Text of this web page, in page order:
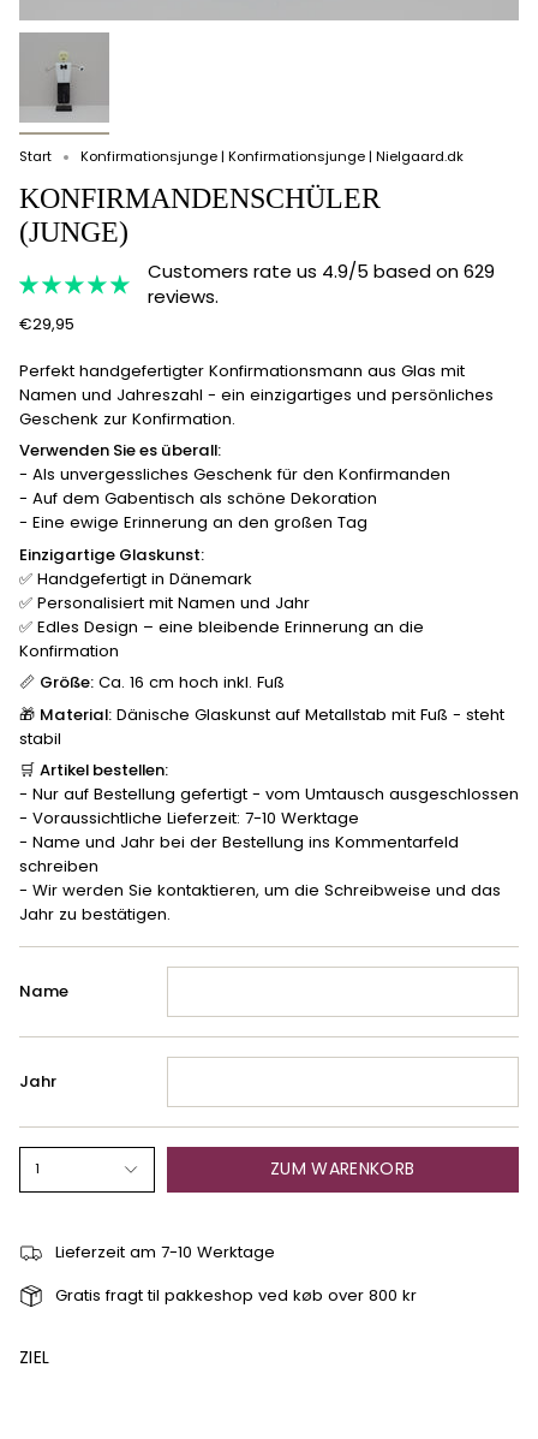
Start Konfirmationsjunge | Konfirmationsjunge | Nielgaard.dk
KONFIRMANDENSCHÜLER
(JUNGE)
Customers rate us 4.9/5 based on 629
reviews.
€29,95
Perfekt handgefertigter Konfirmationsmann aus Glas mit
Namen und Jahreszahl - ein einzigartiges und persönliches
Geschenk zur Konfirmation.
Verwenden Sie es überall:
- Als unvergessliches Geschenk für den Konfirmanden
- Auf dem Gabentisch als schöne Dekoration
- Eine ewige Erinnerung an den großen Tag
Einzigartige Glaskunst:
✅ Handgefertigt in Dänemark
✅ Personalisiert mit Namen und Jahr
✅ Edles Design – eine bleibende Erinnerung an die
Konfirmation
📏 Größe: Ca. 16 cm hoch inkl. Fuß
🎁 Material: Dänische Glaskunst auf Metallstab mit Fuß - steht
stabil
🛒 Artikel bestellen:
- Nur auf Bestellung gefertigt - vom Umtausch ausgeschlossen
- Voraussichtliche Lieferzeit: 7-10 Werktage
- Name und Jahr bei der Bestellung ins Kommentarfeld
schreiben
- Wir werden Sie kontaktieren, um die Schreibweise und das
Jahr zu bestätigen.
Name
Jahr
1 ZUM WARENKORB
Lieferzeit am 7-10 Werktage
Gratis fragt til pakkeshop ved køb over 800 kr
ZIEL